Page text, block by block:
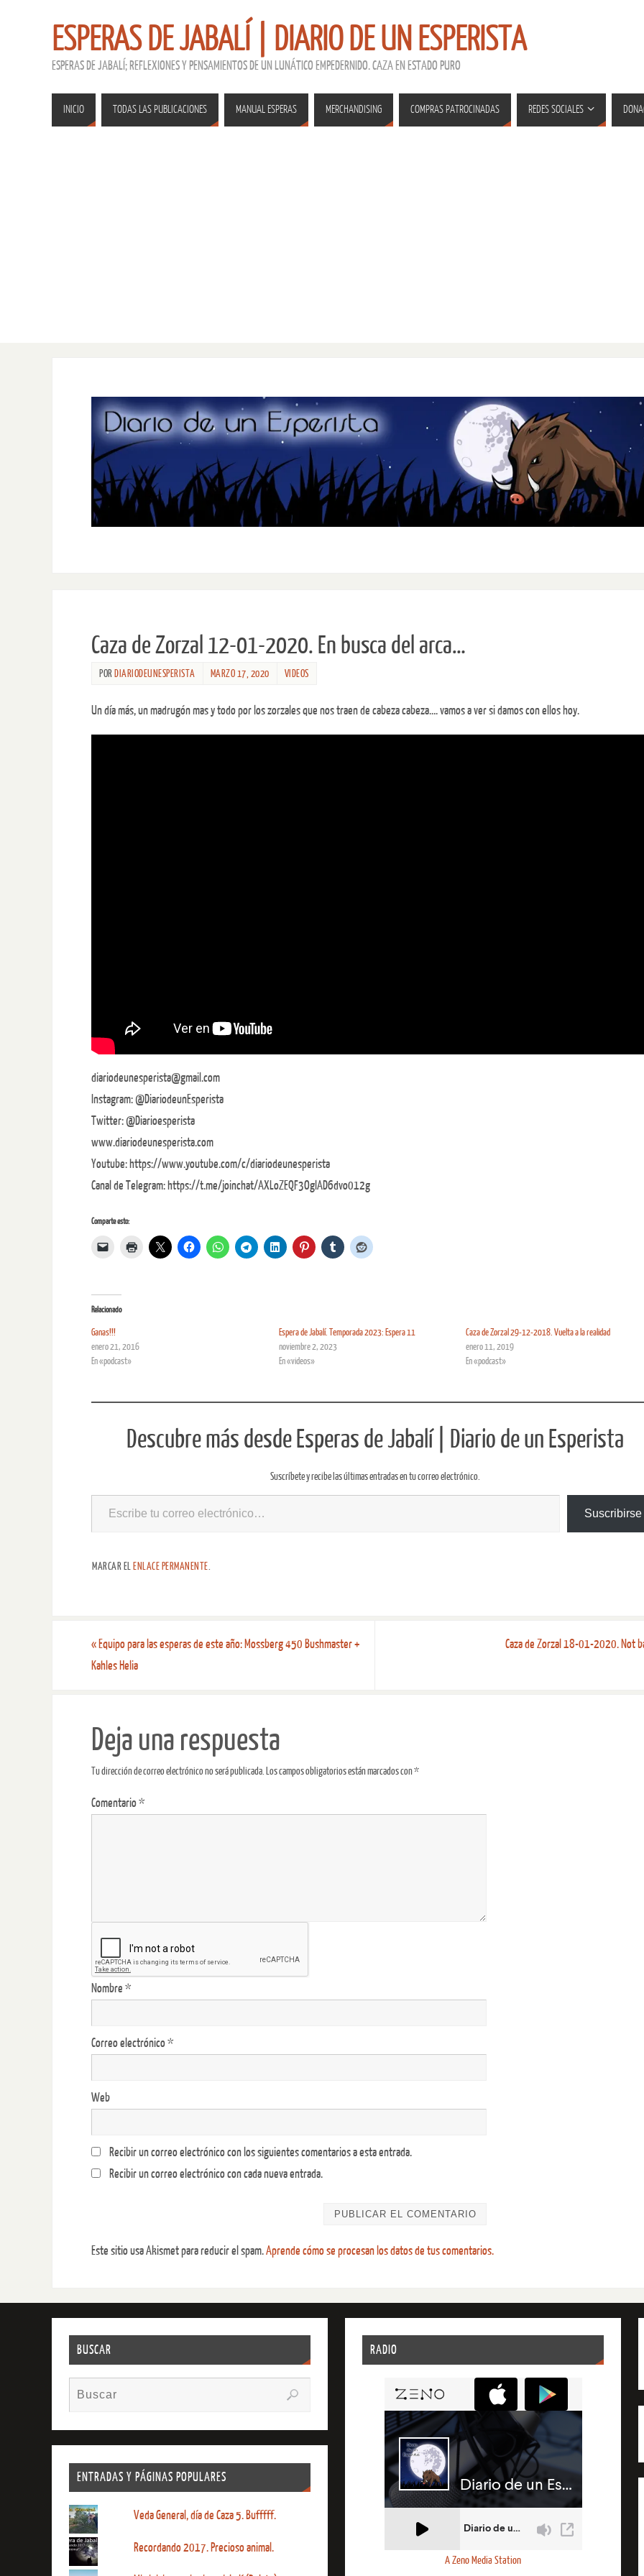
ESPERAS DE JABALÍ | DIARIO DE UN ESPERISTA
ESPERAS DE JABALÍ; REFLEXIONES Y PENSAMIENTOS DE UN LUNÁTICO EMPEDERNIDO. CAZA EN ESTADO PURO
INICIO TODAS LAS PUBLICACIONES MANUAL ESPERAS MERCHANDISING COMPRAS PATROCINADAS REDES SOCIALES
Caza de Zorzal 12-01-2020. En busca del arca…
POR DIARIODEUNESPERISTA MARZO 17, 2020 VIDEOS
Un día más, un madrugón mas y todo por los zorzales que nos traen de cabeza cabeza…. vamos a ver si damos con ellos hoy.
diariodeunesperista@gmail.com
Instagram: @DiariodeunEsperista
Twitter: @Diarioesperista
www.diariodeunesperista.com
Youtube: https://www.youtube.com/c/diariodeunesperista
Canal de Telegram: https://t.me/joinchat/AXLoZEQF3OglAD6dvo012g
Comparte esto:
Relacionado
Ganas!!!
enero 21, 2016
En «podcast»
Espera de Jabalí. Temporada 2023: Espera 11
noviembre 2, 2023
En «videos»
Caza de Zorzal 29-12-2018. Vuelta a la realidad
enero 11, 2019
En «podcast»
Descubre más desde Esperas de Jabalí | Diario de un Esperista
Suscríbete y recibe las últimas entradas en tu correo electrónico.
Suscribirse
MARCAR EL ENLACE PERMANENTE
« Equipo para las esperas de este año: Mossberg 450 Bushmaster +
Kahles Helia
Caza de Zorzal 18-01-2020. Not
Deja una respuesta
Tu dirección de correo electrónico no será publicada. Los campos obligatorios están marcados con*
Comentario*
Nombre *
Correo electrónico*
Web
Recibir un correo electrónico con los siguientes comentarios a esta entrada.
Recibir un correo electrónico con cada nueva entrada.
Este sitio usa Akismet para reducir el spam.Aprende cómo se procesan los datos de tus comentarios.
BUSCAR
ENTRADAS Y PÁGINAS POPULARES
Veda General, día de Caza 5. Bufffff.
Recordando 2017. Precioso animal.
RADIO
A Zeno Media Station